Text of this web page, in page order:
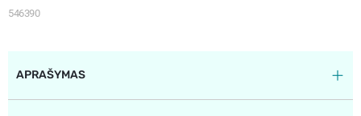
546390
APRAŠYMAS